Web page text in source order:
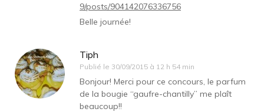
9/posts/904142076336756
Belle journée!
Tiph
Publié le 30/09/2015 à 12 h 54 min
Bonjour! Merci pour ce concours, le parfum
de la bougie “gaufre-chantilly” me plaît
beaucoup!!